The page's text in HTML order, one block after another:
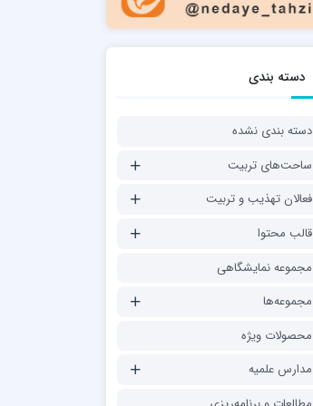
دسته بندی
دسته بندی نشده
ساحت‌های تربیت
فعالان تهذیب و تربیت
قالب محتوا
مجموعه نمایشگاهی
مجموعه‌ها
محصولات ویژه
مدارس علمیه